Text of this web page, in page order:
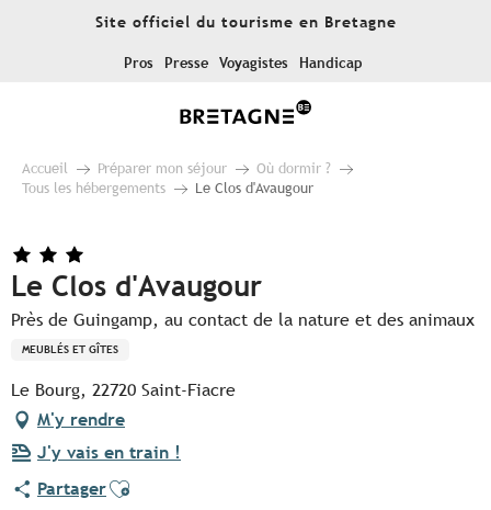
Site officiel du tourisme en Bretagne
Pros Presse Voyagistes Handicap
Accueil Préparer mon séjour
Où dormir ?
Tous les hébergements
Le Clos d'Avaugour
Le Clos d'Avaugour
Près de Guingamp, au contact de la nature et des animaux
MEUBLÉS ET GÎTES
Le Bourg, 22720 Saint-Fiacre
M'y rendre
J'y vais en train !
PartagerAjouter aux favoris